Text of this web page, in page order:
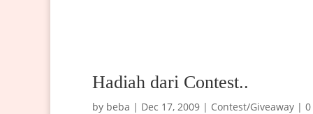
Hadiah dari Contest..
by beba | Dec 17, 2009 | Contest/Giveaway |